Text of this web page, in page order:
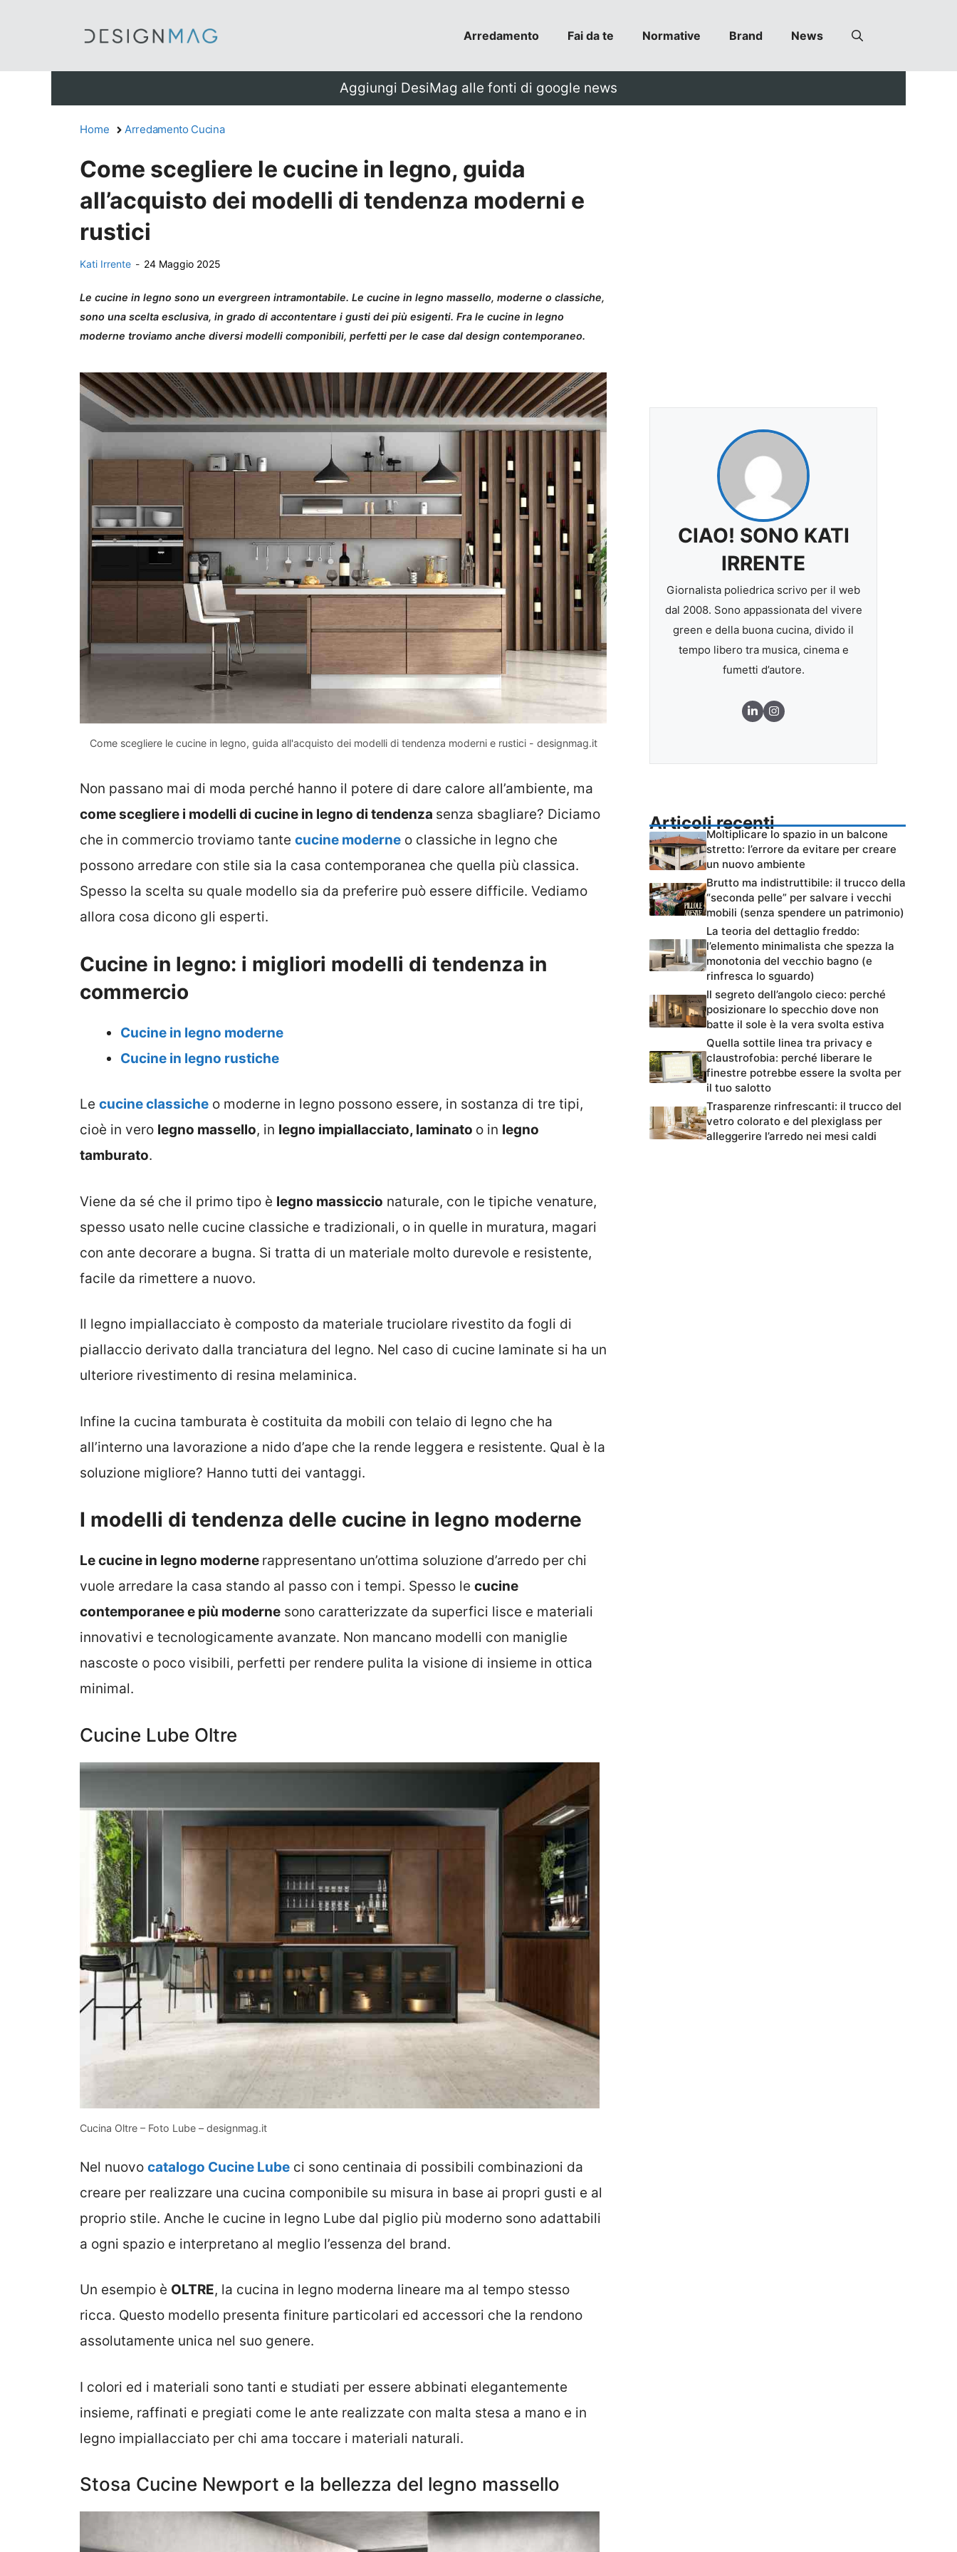
Arredamento Fai da te Normative Brand News
Aggiungi DesiMag alle fonti di google news
Home Arredamento Cucina
Come scegliere le cucine in legno, guida
all’acquisto dei modelli di tendenza moderni e
rustici
Kati Irrente - 24 Maggio 2025
Le cucine in legno sono un evergreen intramontabile. Le cucine in legno massello, moderne o classiche,
sono una scelta esclusiva, in grado di accontentare i gusti dei più esigenti. Fra le cucine in legno
moderne troviamo anche diversi modelli componibili, perfetti per le case dal design contemporaneo.
Come scegliere le cucine in legno, guida all'acquisto dei modelli di tendenza moderni e rustici - designmag.it
Non passano mai di moda perché hanno il potere di dare calore all’ambiente, ma
come scegliere i modelli di cucine in legno di tendenza senza sbagliare? Diciamo
che in commercio troviamo tante cucine moderne o classiche in legno che
possono arredare con stile sia la casa contemporanea che quella più classica.
Spesso la scelta su quale modello sia da preferire può essere difficile. Vediamo
allora cosa dicono gli esperti.
Cucine in legno: i migliori modelli di tendenza in
commercio
Cucine in legno moderne
Cucine in legno rustiche
Le cucine classiche o moderne in legno possono essere, in sostanza di tre tipi,
cioè in vero legno massello, in legno impiallacciato, laminato o in legno
tamburato.
Viene da sé che il primo tipo è legno massiccio naturale, con le tipiche venature,
spesso usato nelle cucine classiche e tradizionali, o in quelle in muratura, magari
con ante decorare a bugna. Si tratta di un materiale molto durevole e resistente,
facile da rimettere a nuovo.
Il legno impiallacciato è composto da materiale truciolare rivestito da fogli di
piallaccio derivato dalla tranciatura del legno. Nel caso di cucine laminate si ha un
ulteriore rivestimento di resina melaminica.
Infine la cucina tamburata è costituita da mobili con telaio di legno che ha
all’interno una lavorazione a nido d’ape che la rende leggera e resistente. Qual è la
soluzione migliore? Hanno tutti dei vantaggi.
I modelli di tendenza delle cucine in legno moderne
Le cucine in legno moderne rappresentano un’ottima soluzione d’arredo per chi
vuole arredare la casa stando al passo con i tempi. Spesso le cucine
contemporanee e più moderne sono caratterizzate da superfici lisce e materiali
innovativi e tecnologicamente avanzate. Non mancano modelli con maniglie
nascoste o poco visibili, perfetti per rendere pulita la visione di insieme in ottica
minimal.
Cucine Lube Oltre
Cucina Oltre – Foto Lube – designmag.it
Nel nuovo catalogo Cucine Lube ci sono centinaia di possibili combinazioni da
creare per realizzare una cucina componibile su misura in base ai propri gusti e al
proprio stile. Anche le cucine in legno Lube dal piglio più moderno sono adattabili
a ogni spazio e interpretano al meglio l’essenza del brand.
Un esempio è OLTRE, la cucina in legno moderna lineare ma al tempo stesso
ricca. Questo modello presenta finiture particolari ed accessori che la rendono
assolutamente unica nel suo genere.
I colori ed i materiali sono tanti e studiati per essere abbinati elegantemente
insieme, raffinati e pregiati come le ante realizzate con malta stesa a mano e in
legno impiallacciato per chi ama toccare i materiali naturali.
Stosa Cucine Newport e la bellezza del legno massello
CIAO! SONO KATI
IRRENTE
Giornalista poliedrica scrivo per il web
dal 2008. Sono appassionata del vivere
green e della buona cucina, divido il
tempo libero tra musica, cinema e
fumetti d’autore.
Articoli recenti
Moltiplicare lo spazio in un balcone
stretto: l’errore da evitare per creare
un nuovo ambiente
Brutto ma indistruttibile: il trucco della
“seconda pelle” per salvare i vecchi
mobili (senza spendere un patrimonio)
La teoria del dettaglio freddo:
l’elemento minimalista che spezza la
monotonia del vecchio bagno (e
rinfresca lo sguardo)
Il segreto dell’angolo cieco: perché
posizionare lo specchio dove non
batte il sole è la vera svolta estiva
Quella sottile linea tra privacy e
claustrofobia: perché liberare le
finestre potrebbe essere la svolta per
il tuo salotto
Trasparenze rinfrescanti: il trucco del
vetro colorato e del plexiglass per
alleggerire l’arredo nei mesi caldi